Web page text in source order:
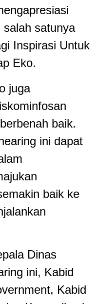
satunya
Inspirasi Untuk
Eko.
juga
baik.
ini dapat
baik ke
Dinas
ini, Kabid
Kabid